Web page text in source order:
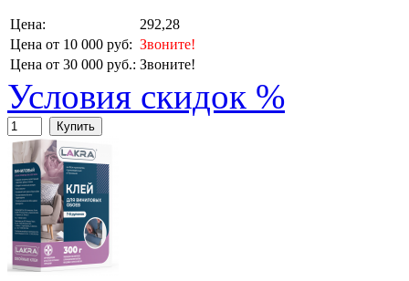
Цена:
292,28
Цена от 10 000 руб: Звоните!
Цена от 30 000 руб.: Звоните!
Условия скидок %
Купить